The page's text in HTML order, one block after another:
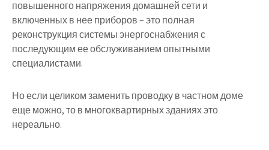
повышенного напряжения домашней сети и
включенных в нее приборов – это полная
реконструкция системы энергоснабжения с
последующим ее обслуживанием опытными
специалистами.
Но если целиком заменить проводку в частном доме
еще можно, то в многоквартирных зданиях это
нереально.